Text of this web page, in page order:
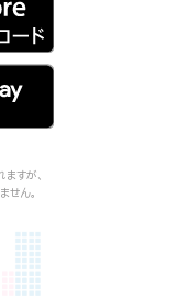
すが、
せん。